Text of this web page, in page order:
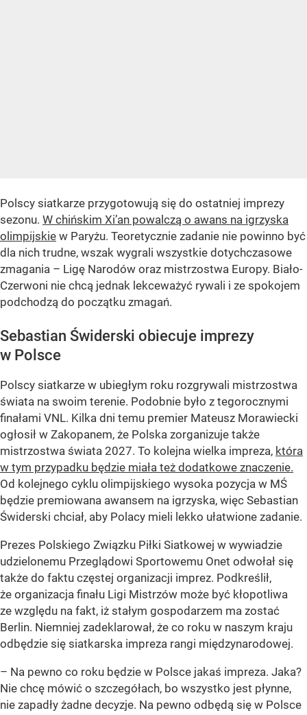
Polscy siatkarze przygotowują się do ostatniej imprezy
sezonu. W chińskim Xi’an powalczą o awans na igrzyska
olimpijskie w Paryżu. Teoretycznie zadanie nie powinno być
dla nich trudne, wszak wygrali wszystkie dotychczasowe
zmagania – Ligę Narodów oraz mistrzostwa Europy. Biało-
Czerwoni nie chcą jednak lekceważyć rywali i ze spokojem
podchodzą do początku zmagań.
Sebastian Świderski obiecuje imprezy
w Polsce
Polscy siatkarze w ubiegłym roku rozgrywali mistrzostwa
świata na swoim terenie. Podobnie było z tegorocznymi
finałami VNL. Kilka dni temu premier Mateusz Morawiecki
ogłosił w Zakopanem, że Polska zorganizuje także
mistrzostwa świata 2027. To kolejna wielka impreza, która
w tym przypadku będzie miała też dodatkowe znaczenie.
Od kolejnego cyklu olimpijskiego wysoka pozycja w MŚ
będzie premiowana awansem na igrzyska, więc Sebastian
Świderski chciał, aby Polacy mieli lekko ułatwione zadanie.
Prezes Polskiego Związku Piłki Siatkowej w wywiadzie
udzielonemu Przeglądowi Sportowemu Onet odwołał się
także do faktu częstej organizacji imprez. Podkreślił,
że organizacja finału Ligi Mistrzów może być kłopotliwa
ze względu na fakt, iż stałym gospodarzem ma zostać
Berlin. Niemniej zadeklarował, że co roku w naszym kraju
odbędzie się siatkarska impreza rangi międzynarodowej.
– Na pewno co roku będzie w Polsce jakaś impreza. Jaka?
Nie chcę mówić o szczegółach, bo wszystko jest płynne,
nie zapadły żadne decyzje. Na pewno odbędą się w Polsce